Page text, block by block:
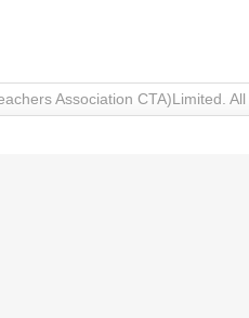
Association CTA)Limited.